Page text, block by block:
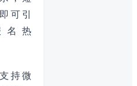
可引
名热
持微